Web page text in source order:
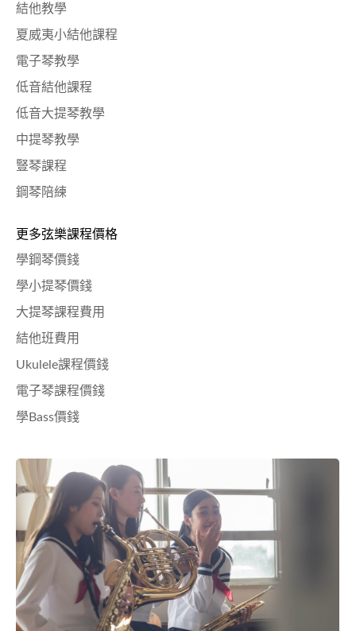
結他教學
夏威夷小結他課程
電子琴教學
低音結他課程
低音大提琴教學
中提琴教學
豎琴課程
鋼琴陪練
更多弦樂課程價格
學鋼琴價錢
學小提琴價錢
大提琴課程費用
結他班費用
Ukulele課程價錢
電子琴課程價錢
學Bass價錢